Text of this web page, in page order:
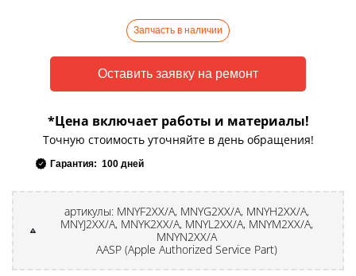
Запчасть в наличии
*Цена включает работы и материалы!
Точную стоимость уточняйте в день обращения!
Гарантия: 100 дней
артикулы: MNYF2XX/A, MNYG2XX/A, MNYH2XX/A,
MNYJ2XX/A, MNYK2XX/A, MNYL2XX/A, MNYM2XX/A,
MNYN2XX/A
AASP (Apple Authorized Service Part)